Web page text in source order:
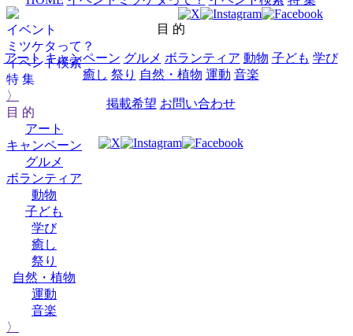
イベント
ミツケタって？
イベント検索
特 集
〉
目 的
アート
キャンペーン
グルメ
ボランティア
動物
子ども
学び
癒し
祭り
自然・植物
運動
音楽
〉
目 的
アート キャンペーン グルメ ボランティア 動物 子ども 学び
癒し 祭り 自然・植物 運動 音楽
掲載希望 お問い合わせ